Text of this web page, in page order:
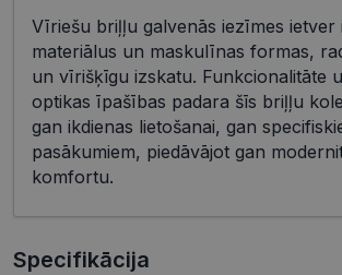
Vīriešu briļļu galvenās iezīmes ietver
materiālus un maskulīnas formas,
un vīrišķīgu izskatu. Funkcionalitāte
optikas īpašības padara šīs briļļu
gan ikdienas lietošanai, gan
pasākumiem, piedāvājot gan
komfortu.
Specifikācija